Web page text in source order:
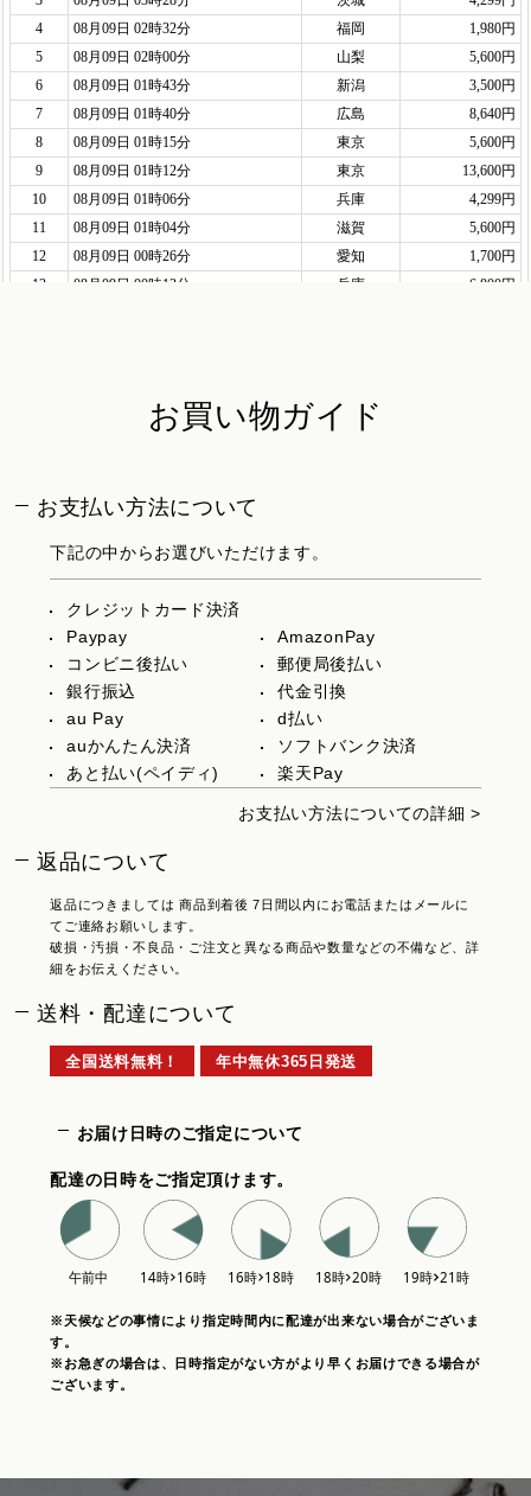
お買い物ガイド
お支払い方法について
下記の中からお選びいただけます。
クレジットカード決済
Paypay
AmazonPay
コンビニ後払い
郵便局後払い
銀行振込
代金引換
au Pay
d払い
auかんたん決済
ソフトバンク決済
あと払い(ペイディ)
楽天Pay
お支払い方法についての詳細 >
返品について
返品につきましては 商品到着後 7日間以内にお電話またはメールに
てご連絡お願いします。
破損・汚損・不良品・ご注文と異なる商品や数量などの不備など、詳
細をお伝えください。
送料・配達について
全国送料無料！ 年中無休365日発送
お届け日時のご指定について
配達の日時をご指定頂けます。
※天候などの事情により指定時間内に配達が出来ない場合がございま
す。
※お急ぎの場合は、日時指定がない方がより早くお届けできる場合が
ございます。